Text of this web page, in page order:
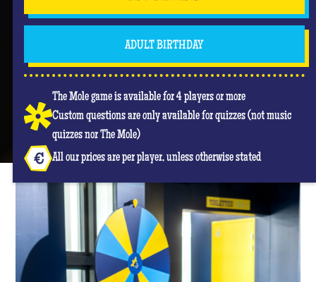
ADULT BIRTHDAY
The Mole game is available for 4 players or more
Custom questions are only available for quizzes (not music
quizzes nor The Mole)
All our prices are per player, unless otherwise stated